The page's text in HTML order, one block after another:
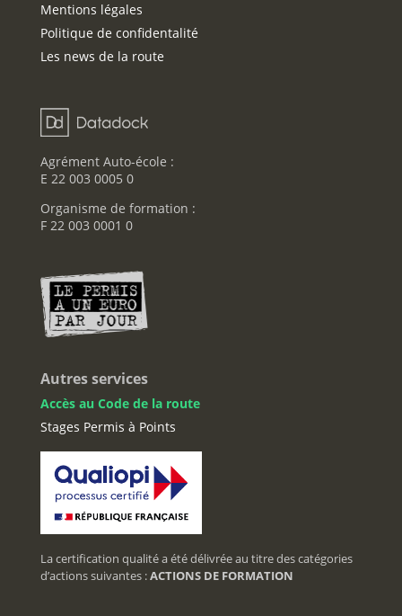
Mentions légales
Politique de confidentalité
Les news de la route
Agrément Auto-école :
E 22 003 0005 0
Organisme de formation :
F 22 003 0001 0
Autres services
Accès au Code de la route
Stages Permis à Points
La certification qualité a été délivrée au titre des catégories
d’actions suivantes :ACTIONS DE FORMATION